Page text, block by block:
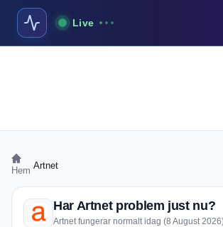
Live
Hem Artnet
Har Artnet problem just nu?
Artnet fungerar normalt idag (8 August